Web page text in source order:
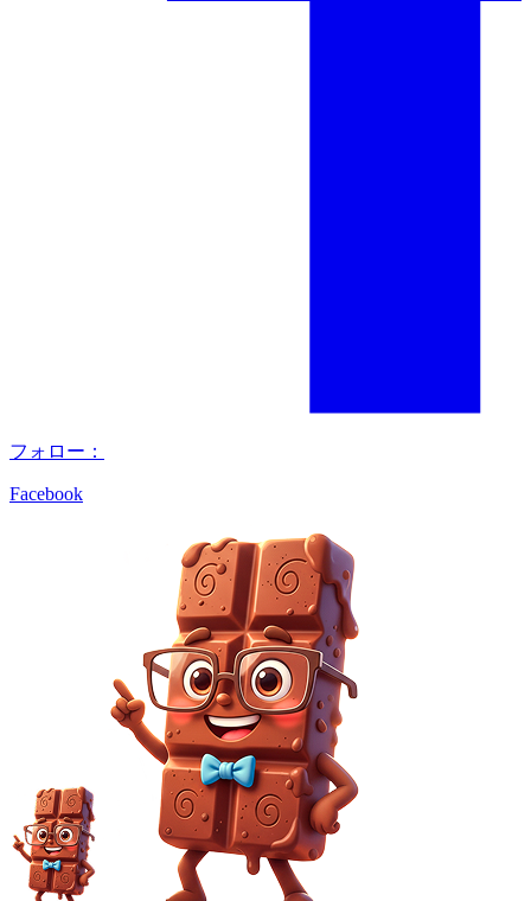
フォロー：
Facebook